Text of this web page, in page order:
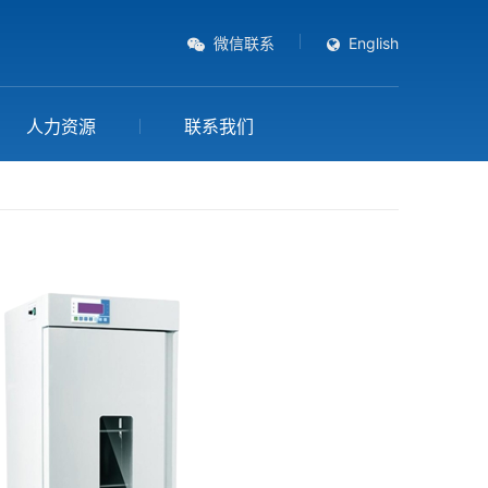
微信联系 English
人力资源 联系我们